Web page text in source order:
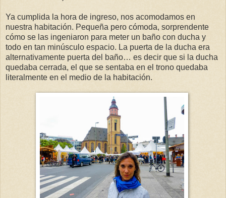
Ya cumplida la hora de ingreso, nos acomodamos en
nuestra habitación. Pequeña pero cómoda, sorprendente
cómo se las ingeniaron para meter un baño con ducha y
todo en tan minúsculo espacio. La puerta de la ducha era
alternativamente puerta del baño… es decir que si la ducha
quedaba cerrada, el que se sentaba en el trono quedaba
literalmente en el medio de la habitación.